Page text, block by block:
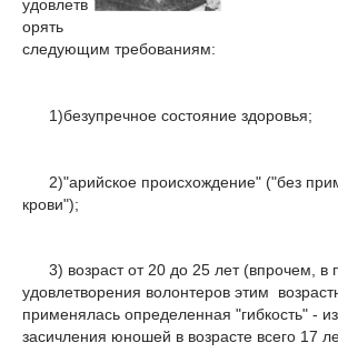
удовлетв
орять
следующим требованиям:
1)безупречное состояние здоровья;
2)"арийское происхождение" ("без
крови");
3) возраст от 20 до 25 лет (впрочем, в
удовлетворения волонтеров этим
применялась определенная "гибкость" -
засичления юношей в возрасте всего 17